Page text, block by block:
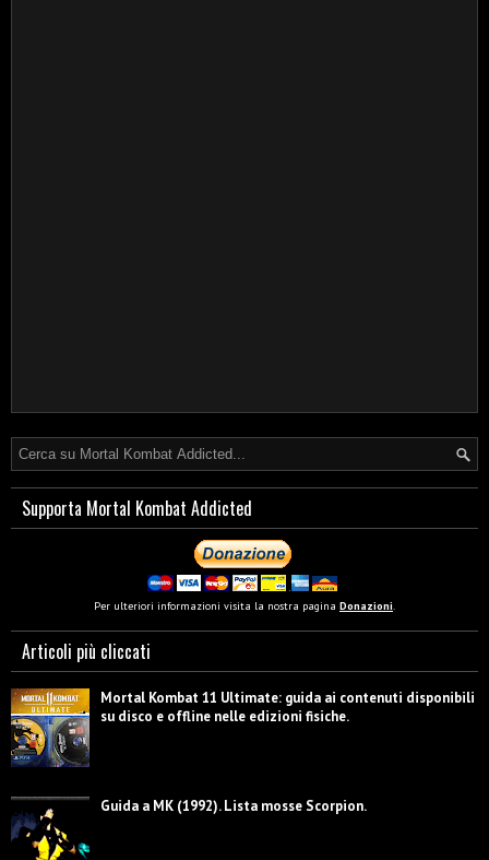
Supporta Mortal Kombat Addicted
Per ulteriori informazioni visita la nostra pagina Donazioni
Articoli più cliccati
Mortal Kombat 11 Ultimate: guida ai contenuti disponibili
su disco e offline nelle edizioni fisiche.
Guida a MK (1992). Lista mosse Scorpion.